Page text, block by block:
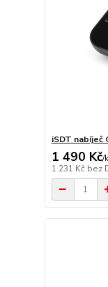
iSDT nabíječ
1 490 Kč/
1 231 Kč bez